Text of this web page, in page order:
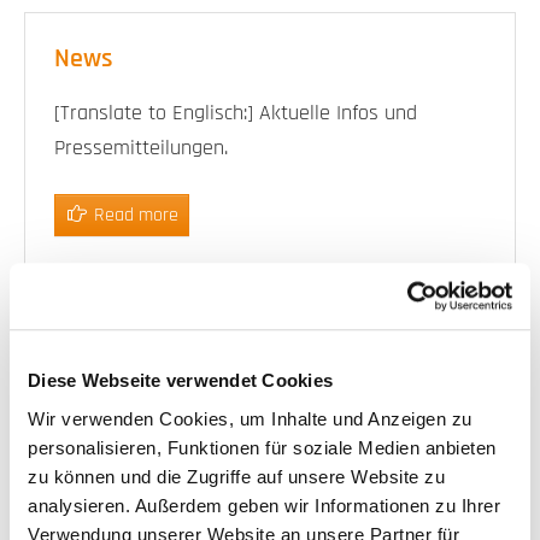
Diese Webseite verwendet Cookies
Wir verwenden Cookies, um Inhalte und Anzeigen zu
personalisieren, Funktionen für soziale Medien anbieten
zu können und die Zugriffe auf unsere Website zu
analysieren. Außerdem geben wir Informationen zu Ihrer
Verwendung unserer Website an unsere Partner für
News
[Translate to Englisch:] Aktuelle Infos und
Pressemitteilungen.
Read more
History
Our company history. A proven track-record.
Read more